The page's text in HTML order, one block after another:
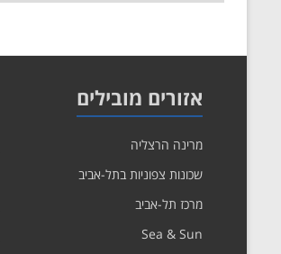
אזורים מובילים
מרינה הרצליה
שכונות צפוניות בתל-אביב
מרכז תל-אביב
Sea & Sun